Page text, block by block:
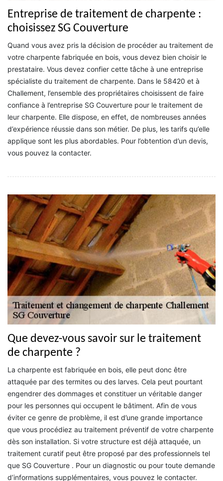
Entreprise de traitement de charpente :
choisissez SG Couverture
Quand vous avez pris la décision de procéder au traitement de
votre charpente fabriquée en bois, vous devez bien choisir le
prestataire. Vous devez confier cette tâche à une entreprise
spécialiste du traitement de charpente. Dans le 58420 et à
Challement, l’ensemble des propriétaires choisissent de faire
confiance à l’entreprise SG Couverture pour le traitement de
leur charpente. Elle dispose, en effet, de nombreuses années
d’expérience réussie dans son métier. De plus, les tarifs qu’elle
applique sont les plus abordables. Pour l’obtention d’un devis,
vous pouvez la contacter.
Que devez-vous savoir sur le traitement
de charpente ?
La charpente est fabriquée en bois, elle peut donc être
attaquée par des termites ou des larves. Cela peut pourtant
engendrer des dommages et constituer un véritable danger
pour les personnes qui occupent le bâtiment. Afin de vous
éviter ce genre de problème, il est d’une grande importance
que vous procédiez au traitement préventif de votre charpente
dès son installation. Si votre structure est déjà attaquée, un
traitement curatif peut être proposé par des professionnels tel
que SG Couverture . Pour un diagnostic ou pour toute demande
d’informations supplémentaires, vous pouvez le contacter.